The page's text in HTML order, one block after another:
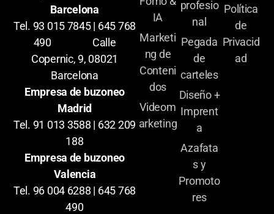
Barcelona
Tel. 93 015 7845 | 645 768
490 Calle
Copernic, 9, 08021
Barcelona
Empresa de buzoneo
Madrid
Tel. 91 013 3588 | 632 209
188
Empresa de buzoneo
Valencia
Tel. 96 004 6288 | 645 768
490
IA
Marketi
ng de
Conteni
dos
Videom
arketing
profesio
nal
Pegada
de
carteles
Diseño +
Imprent
a
Azafata
s y
Promoto
res
Política
de
Privacid
ad